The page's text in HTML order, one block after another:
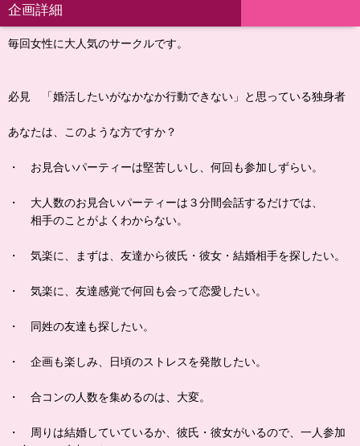
企画詳細
毎回女性に大人気のサークルです。
必見 「婚活したいがなかなか行動できない」と思っている独身者
あなたは、このような方ですか？
・ お見合いパーティーは堅苦しいし、何回も参加しずらい。
・ 大人数のお見合いパーティーは３分間会話するだけでは、
相手のことがよくわからない。
・ 気楽に、まずは、友達から彼氏・彼女・結婚相手を探したい。
・ 気楽に、友達感覚で何回も会って恋愛したい。
・ 同姓の友達も探したい。
・ 企画も楽しみ、日頃のストレスを発散したい。
・ 合コンの人数を集めるのは、大変。
・ 周りは結婚していているか、彼氏・彼女がいるので、一人参加